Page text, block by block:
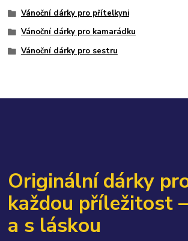
Vánoční dárky pro přítelkyni
Vánoční dárky pro kamarádku
Vánoční dárky pro sestru
Originální dárky
každou příležitost
a s láskou